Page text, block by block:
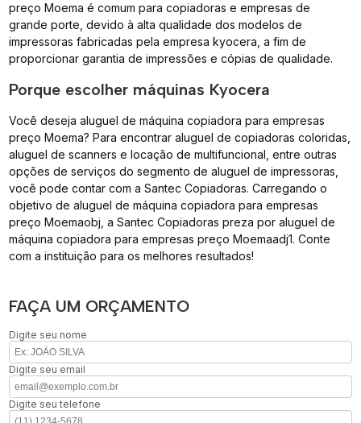
preço Moema é comum para copiadoras e empresas de
grande porte, devido à alta qualidade dos modelos de
impressoras fabricadas pela empresa kyocera, a fim de
proporcionar garantia de impressões e cópias de qualidade.
Porque escolher máquinas Kyocera
Você deseja aluguel de máquina copiadora para empresas
preço Moema? Para encontrar aluguel de copiadoras coloridas,
aluguel de scanners e locação de multifuncional, entre outras
opções de serviços do segmento de aluguel de impressoras,
você pode contar com a Santec Copiadoras. Carregando o
objetivo de aluguel de máquina copiadora para empresas
preço Moemaobj, a Santec Copiadoras preza por aluguel de
máquina copiadora para empresas preço Moemaadj1. Conte
com a instituição para os melhores resultados!
FAÇA UM ORÇAMENTO
Digite seu nome
Digite seu email
Digite seu telefone